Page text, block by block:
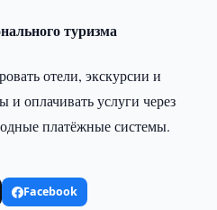
туризма
отели, экскурсии и
и оплачивать услуги через
платёжные системы.
Facebook